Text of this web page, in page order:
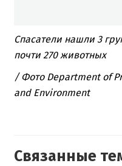
Спасатели нашли 3
почти 270 животных
/ Фото Department of
and Environment
Связанные